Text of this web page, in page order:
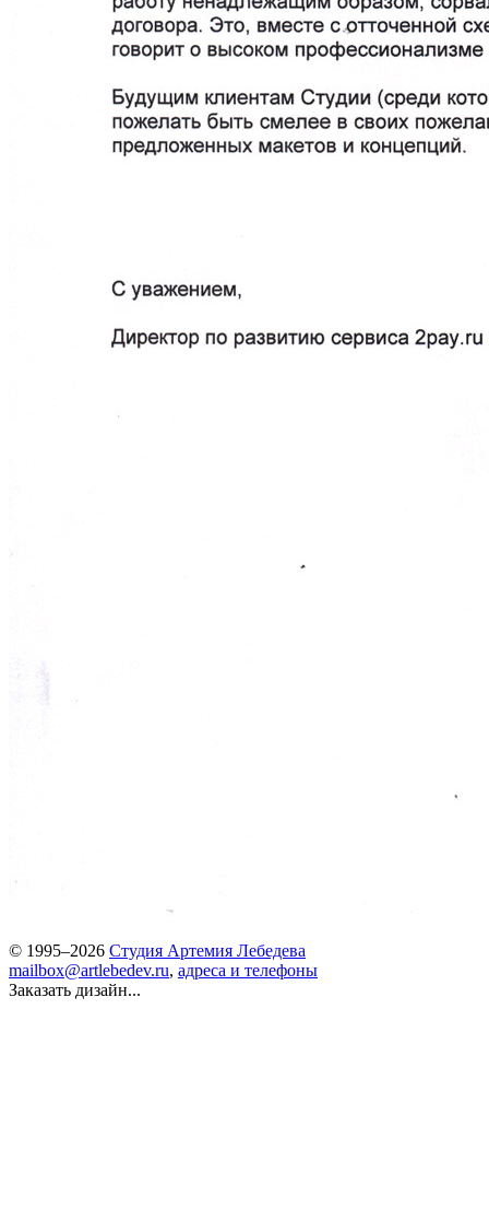
© 1995–2026 Студия Артемия Лебедева
mailbox@artlebedev.ru, адреса и телефоны
Заказать дизайн...